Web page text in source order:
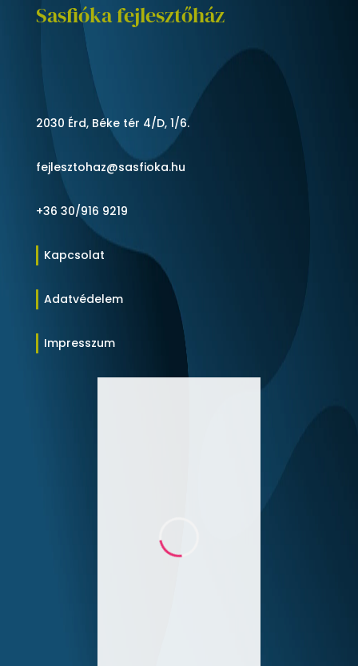
Sasfióka fejlesztőház
2030 Érd, Béke tér 4/D, 1/6.
fejlesztohaz@sasfioka.hu
+36 30/916 9219
Kapcsolat
Adatvédelem
Impresszum